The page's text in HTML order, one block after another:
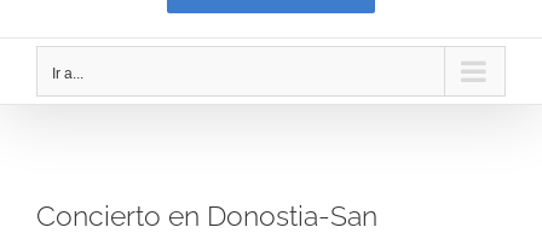
Ir a...
Concierto en Donostia-San